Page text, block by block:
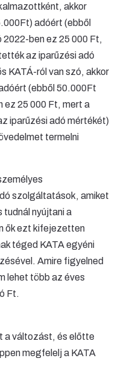
akkor
adóért (ebből
ben ez 25 000 Ft,
az iparűzési adó
KATÁ-ról van szó, akkor
(ebből 50.000Ft
ez 25 000 Ft, mert a
iparűzési adó mértékét)
termelni
szolgáltatások, amiket
tudnál nyújtani a
ők ezt kifejezetten
téged KATA egyéni
Amire figyelned
lehet több az éves
Ft.
a változást, és előtte
megfelelj a KATA